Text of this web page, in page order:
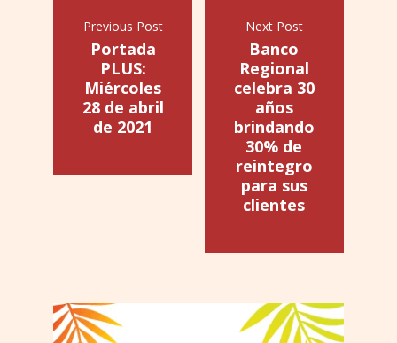
Previous Post
Portada
PLUS:
Miércoles
28 de abril
de 2021
Next Post
Banco
Regional
celebra 30
años
brindando
30% de
reintegro
para sus
clientes